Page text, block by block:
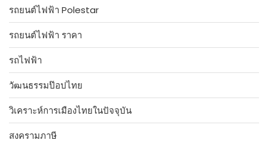
รถยนต์ไฟฟ้า Polestar
รถยนต์ไฟฟ้า ราคา
รถไฟฟ้า
วัฒนธรรมป๊อปไทย
วิเคราะห์การเมืองไทยในปัจจุบัน
สงครามภาษี